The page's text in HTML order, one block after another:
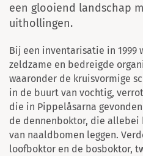
een glooiend landschap
uithollingen.
Bij een inventarisatie in 1999
zeldzame en bedreigde
waaronder de kruisvormige
in de buurt van vochtig,
die in Pippelåsarna
de dennenboktor, die allebei
van naaldbomen leggen.
loofboktor en de bosboktor,